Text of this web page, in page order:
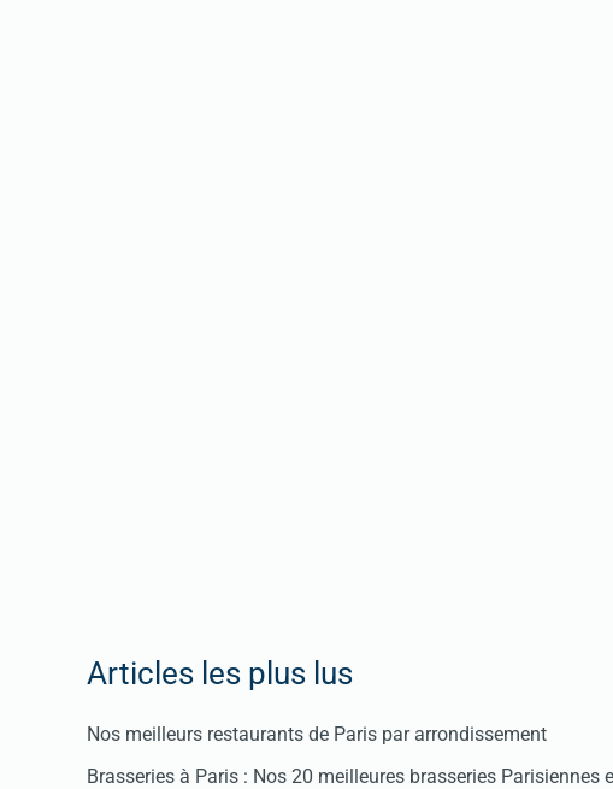
Articles les plus lus
Nos meilleurs restaurants de Paris par arrondissement
Brasseries à Paris : Nos 20 meilleures brasseries Parisiennes